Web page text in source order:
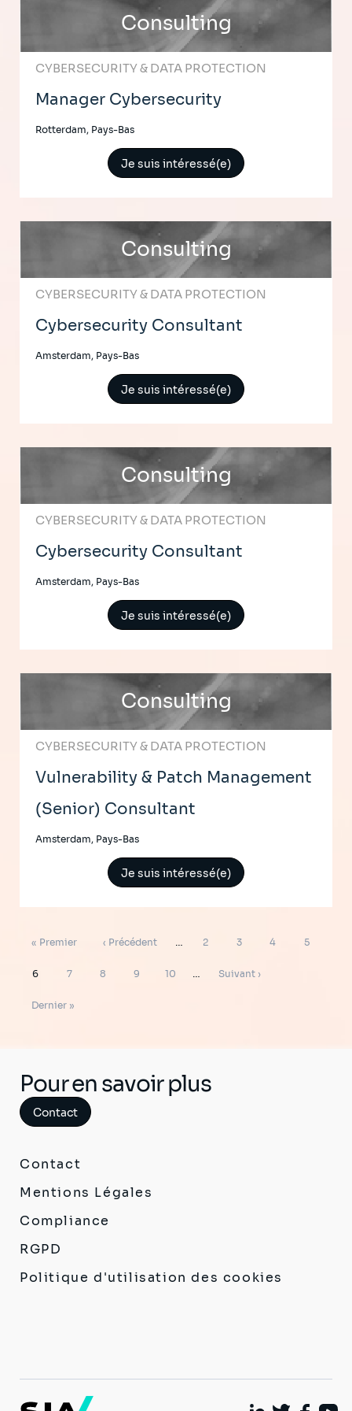
Consulting
CYBERSECURITY & DATA PROTECTION
Manager Cybersecurity
Rotterdam, Pays-Bas
Je suis intéressé(e)
Consulting
CYBERSECURITY & DATA PROTECTION
Cybersecurity Consultant
Amsterdam, Pays-Bas
Je suis intéressé(e)
Consulting
CYBERSECURITY & DATA PROTECTION
Cybersecurity Consultant
Amsterdam, Pays-Bas
Je suis intéressé(e)
Consulting
CYBERSECURITY & DATA PROTECTION
Vulnerability & Patch Management
(Senior) Consultant
Amsterdam, Pays-Bas
Je suis intéressé(e)
Pagination
Première
« Premier
Page
‹ Précédent … Page
2 Page
3 Page
4 Page
5
Page
6 Page
7 Page
8 Page
9 Page
10 …
Page
Suivant ›
Dernière
Dernier »
Pour en savoir plus
Contact
Contact
Mentions Légales
Compliance
RGPD
Politique d'utilisation des cookies